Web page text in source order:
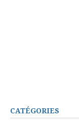
CATÉGORIES